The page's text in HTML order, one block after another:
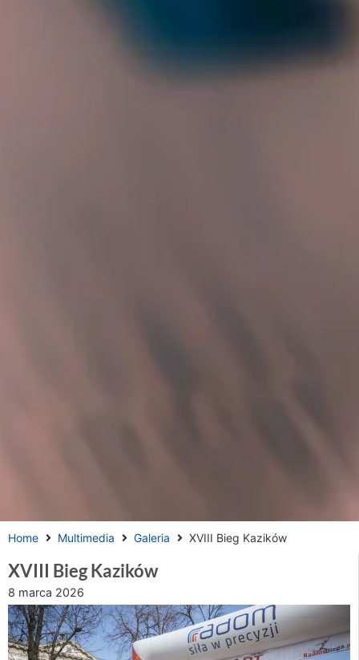
Home Multimedia Galeria XVIII Bieg Kazików
XVIII Bieg Kazików
8 marca 2026